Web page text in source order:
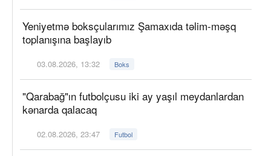
Yeniyetmə boksçularımız Şamaxıda təlim-məşq
toplanışına başlayıb
03.08.2026, 13:32 Boks
"Qarabağ"ın futbolçusu iki ay yaşıl meydanlardan
kənarda qalacaq
02.08.2026, 23:47 Futbol